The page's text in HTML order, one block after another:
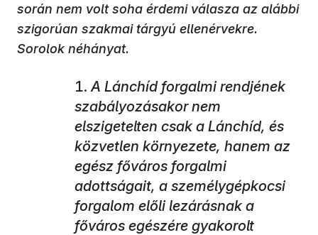
során nem volt soha érdemi válasza az alábbi
szigorúan szakmai tárgyú ellenérvekre.
Sorolok néhányat.
A Lánchíd forgalmi rendjének
szabályozásakor nem
elszigetelten csak a Lánchíd, és
közvetlen környezete, hanem az
egész főváros forgalmi
adottságait, a személygépkocsi
forgalom előli lezárásnak a
főváros egészére gyakorolt